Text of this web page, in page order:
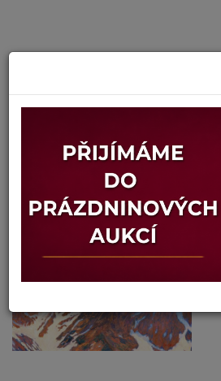
Autor:Jaroslav Josífko
Dosažená cena:neprodáno
Vyvolávací cena: 1 500 Kč
Konec dražby:18.06.2026 20:02 SELČ